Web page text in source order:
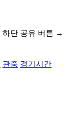
하단 공유 버튼 →
관중 경기시간